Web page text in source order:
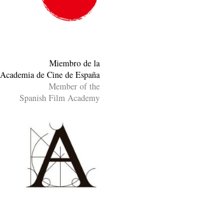
Miembro de la
Academia de Cine de España
Member of the
Spanish Film Academy